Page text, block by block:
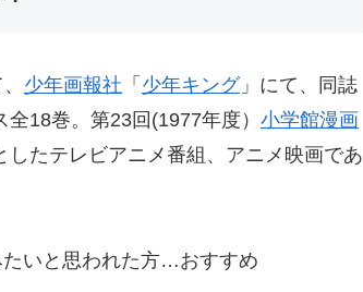
少年画報社 「 少年キング」にて、同誌
18巻。第23回(1977年度） 小学館漫画
たテレビアニメ番組、アニメ映画であ
いと思われた方…おすすめ